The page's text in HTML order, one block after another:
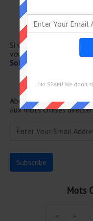
Artère
Sigle d'une union
Si vous avez déjà
vous recherchez le
Solution Le Parisien
Abonnez-vous ci-
aux mots croisés
Mots
No SPAM! We